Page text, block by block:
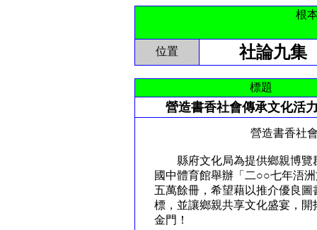
根
位置 社論九集
標題
營造書香社會傳承文化活
營造書香社會 傳承
縣府文化局為提供鄉親博覽
國中體育館舉辦「二○○七年浯
五萬餘冊，希望藉以推介優良
標，並讓鄉親共享文化盛宴，
金門！